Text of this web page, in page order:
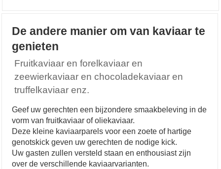
De andere manier om van kaviaar te
genieten
Fruitkaviaar en forelkaviaar en
zeewierkaviaar en chocoladekaviaar en
truffelkaviaar enz.
Geef uw gerechten een bijzondere smaakbeleving in de
vorm van fruitkaviaar of oliekaviaar.
Deze kleine kaviaarparels voor een zoete of hartige
genotskick geven uw gerechten de nodige kick.
Uw gasten zullen versteld staan en enthousiast zijn
over de verschillende kaviaarvarianten.